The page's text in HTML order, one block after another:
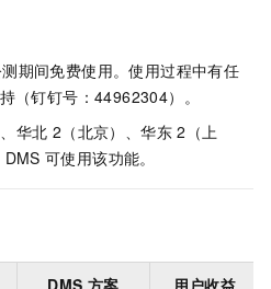
期间免费使用。使用过程中有任
（钉钉号：44962304）。
华北 2（北京）、华东 2（上
DMS 可使用该功能。